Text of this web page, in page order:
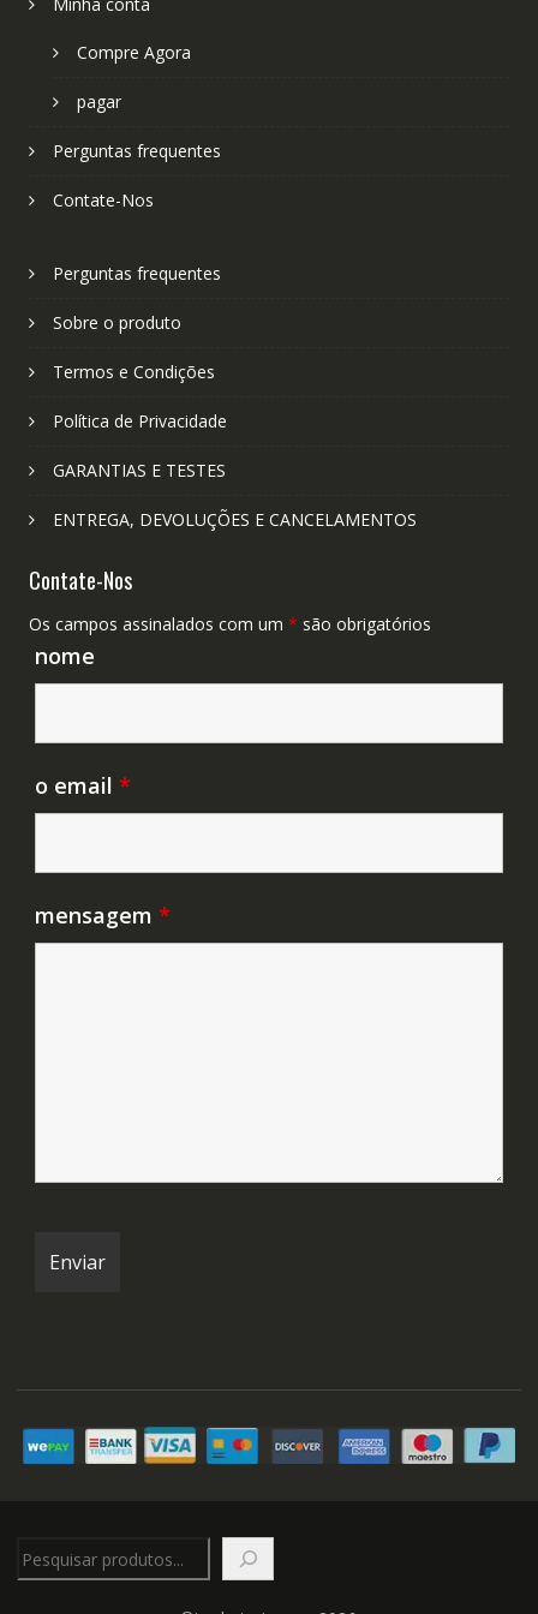
Compre Agora
pagar
Perguntas frequentes
Contate-Nos
Perguntas frequentes
Sobre o produto
Termos e Condições
Política de Privacidade
GARANTIAS E TESTES
ENTREGA, DEVOLUÇÕES E CANCELAMENTOS
Contate-Nos
Os campos assinalados com um * são obrigatórios
nome
o email *
mensagem *